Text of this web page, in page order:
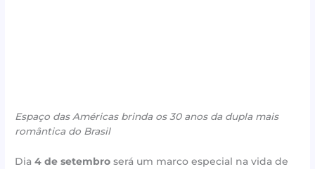
Espaço das Américas brinda os 30 anos da dupla mais
romântica do Brasil
Dia4 de setembro será um marco especial na vida de